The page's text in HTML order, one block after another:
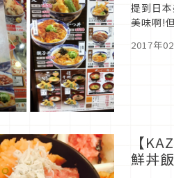
提到日
美味啊!
2017年
【
鮮丼